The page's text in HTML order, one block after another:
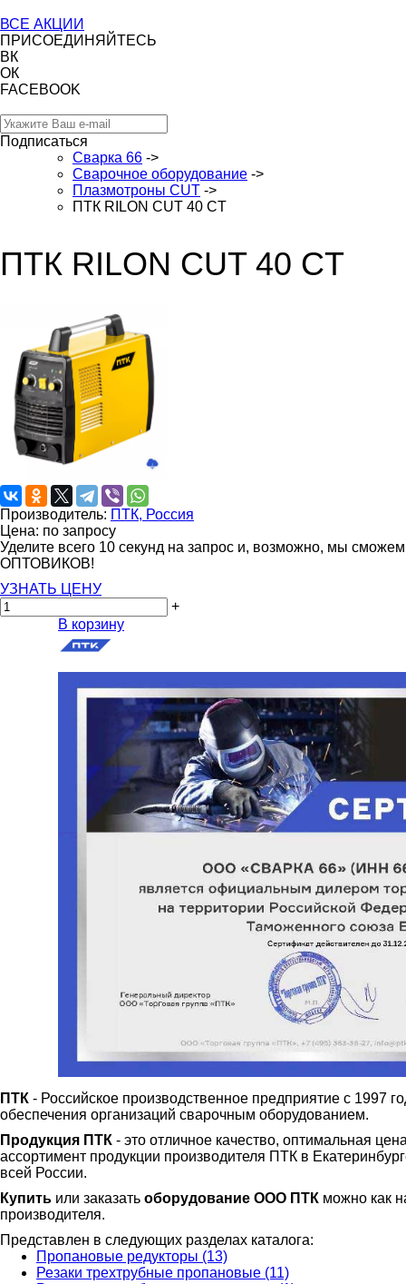
ВСЕ АКЦИИ
ПРИСОЕДИНЯЙТЕСЬ
ВК
ОК
FACEBOOK
Подписаться
Сварка 66 ->
Сварочное оборудование ->
Плазмотроны CUT ->
ПТК RILON CUT 40 СT
ПТК RILON CUT 40 СT
Производитель: ПТК, Россия
Цена: по запросу
Уделите всего 10 секунд на запрос и, возможно, мы
ОПТОВИКОВ!
УЗНАТЬ ЦЕНУ
+
В корзину
ПТК - Российское производственное предприятие с 1997
обеспечения организаций сварочным оборудованием.
Продукция ПТК - это отличное качество, оптимальная
ассортимент продукции производителя ПТК в
всей России.
Купить или заказать оборудование ООО ПТК можно как
производителя.
Представлен в следующих разделах каталога:
Пропановые редукторы (13)
Резаки трехтрубные пропановые (11)